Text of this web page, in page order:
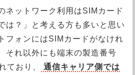
ネットワーク利用はSIMカード
は？」と考える方も多いと思い
フォンにはSIMカードがなけれ
それ以外にも端末の製造番号
ており、
通信キャリア側では